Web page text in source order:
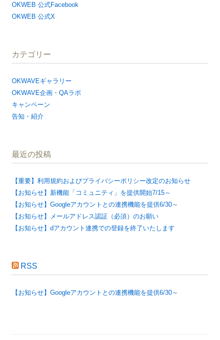
OKWEB 公式Facebook
OKWEB 公式X
カテゴリー
OKWAVEギャラリー
OKWAVE企画・QAラボ
キャンペーン
告知・紹介
最近の投稿
【重要】利用規約およびプライバシーポリシー改定のお知らせ
【お知らせ】新機能「コミュニティ」を提供開始7/15～
【お知らせ】Googleアカウントとの連携機能を提供6/30～
【お知らせ】メールアドレス認証（必須）のお願い
【お知らせ】dアカウント連携での登録を終了いたします
RSS
【お知らせ】Googleアカウントとの連携機能を提供6/30～